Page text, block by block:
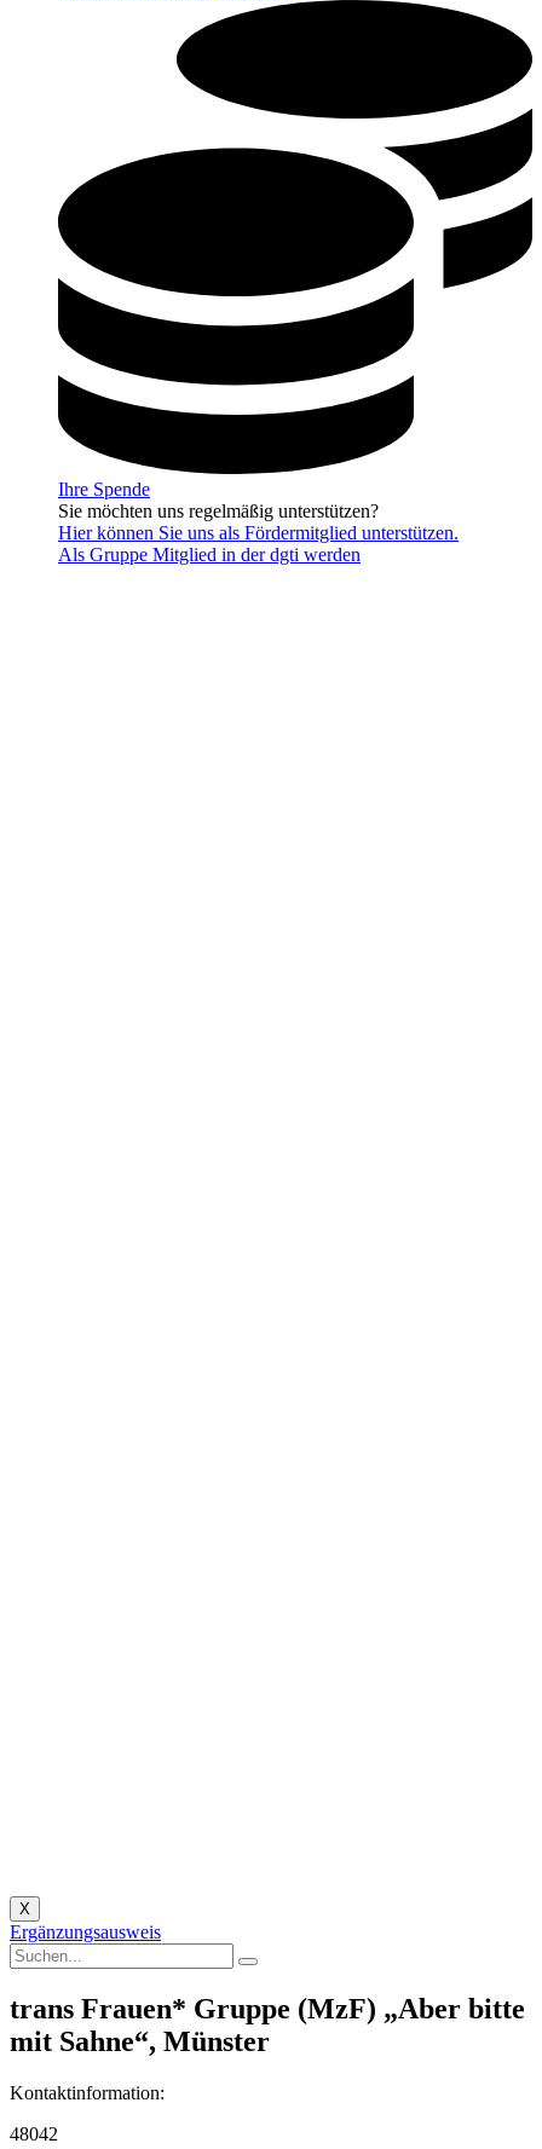
Ihre Spende
Sie möchten uns regelmäßig unterstützen?
Hier können Sie uns als Fördermitglied unterstützen.
Als Gruppe Mitglied in der dgti werden
X
Ergänzungsausweis
trans Frauen* Gruppe (MzF) „Aber bitte
mit Sahne“, Münster
Kontaktinformation:
48042